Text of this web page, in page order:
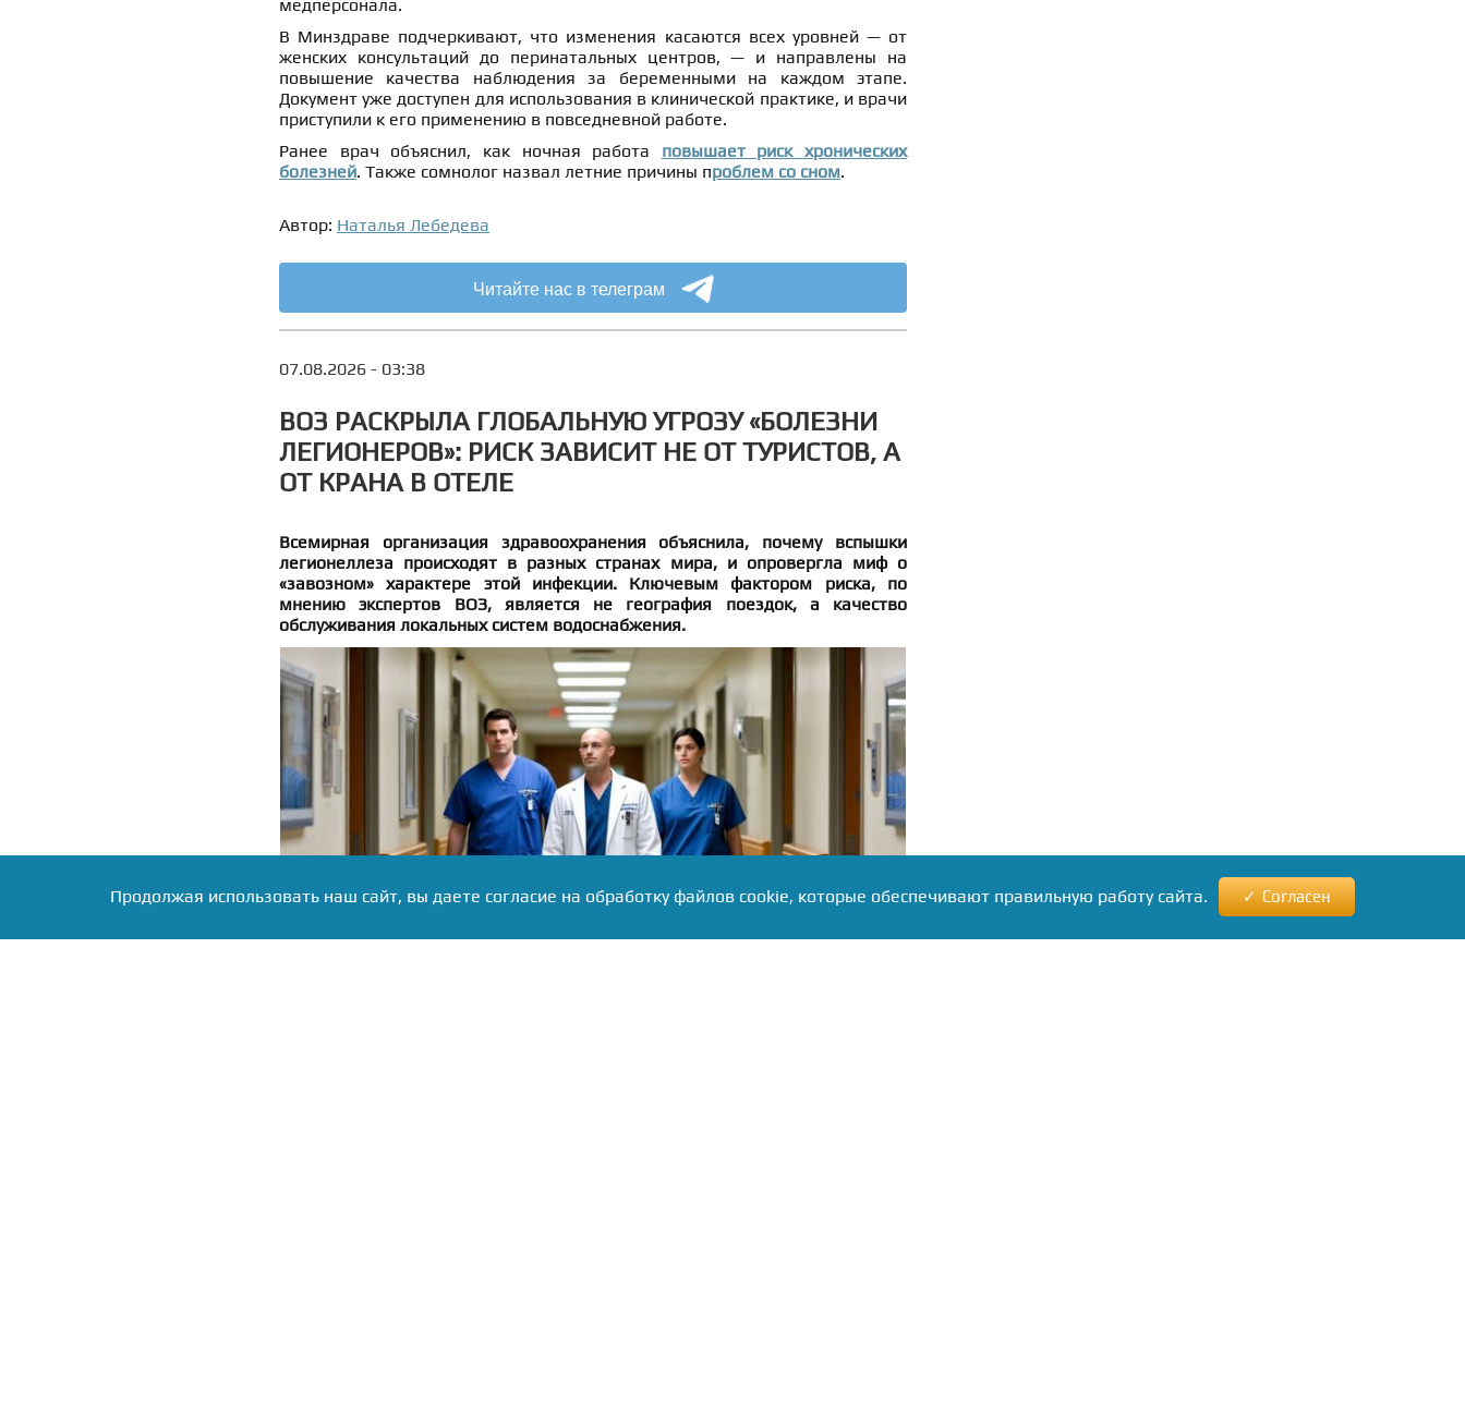
медперсонала.
В Минздраве подчеркивают, что изменения касаются всех уровней — от
женских консультаций до перинатальных центров, — и направлены на
повышение качества наблюдения за беременными на каждом этапе.
Документ уже доступен для использования в клинической практике, и врачи
приступили к его применению в повседневной работе.
Ранее врач объяснил, как ночная работа повышает риск хронических
болезней. Также сомнолог назвал летние причины проблем со сном.
Автор: Наталья Лебедева
Читайте нас в телеграм
07.08.2026 - 03:38
ВОЗ РАСКРЫЛА ГЛОБАЛЬНУЮ УГРОЗУ «БОЛЕЗНИ
ЛЕГИОНЕРОВ»: РИСК ЗАВИСИТ НЕ ОТ ТУРИСТОВ, А
ОТ КРАНА В ОТЕЛЕ
Всемирная организация здравоохранения объяснила, почему вспышки
легионеллеза происходят в разных странах мира, и опровергла миф о
«завозном» характере этой инфекции. Ключевым фактором риска, по
мнению экспертов ВОЗ, является не география поездок, а качество
обслуживания локальных систем водоснабжения.
Продолжая использовать наш сайт, вы даете согласие на обработку файлов cookie, которые обеспечивают правильную работу сайта. Согласен